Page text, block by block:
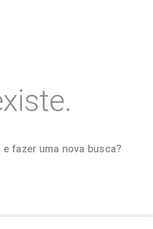
fazer uma nova busca?